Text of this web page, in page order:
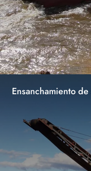
Ensanchamiento